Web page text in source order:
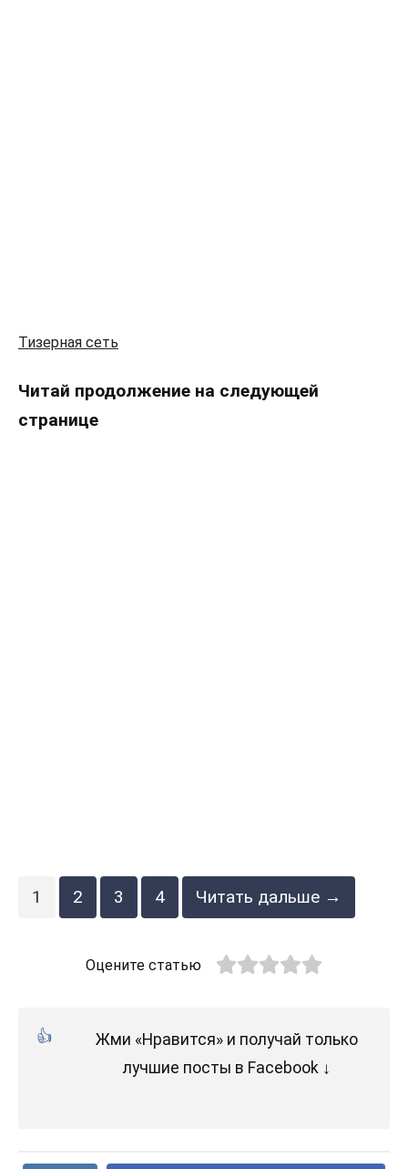
Тизерная сеть
Читай продолжение на следующей
странице
1 2 3 4 Читать дальше →
Оцените статью
Жми «Нравится» и получай только
лучшие посты в Facebook ↓